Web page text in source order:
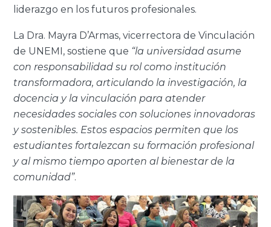
liderazgo en los futuros profesionales.
La Dra. Mayra D’Armas, vicerrectora de Vinculación
de UNEMI, sostiene que “la universidad asume
con responsabilidad su rol como institución
transformadora, articulando la investigación, la
docencia y la vinculación para atender
necesidades sociales con soluciones innovadoras
y sostenibles. Estos espacios permiten que los
estudiantes fortalezcan su formación profesional
y al mismo tiempo aporten al bienestar de la
comunidad”.